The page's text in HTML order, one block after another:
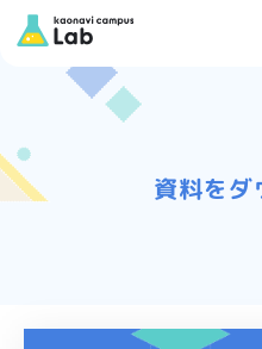
資料をダ